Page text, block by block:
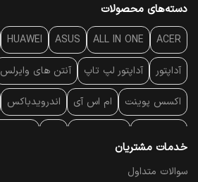
دسته‌های محصولات
ACER
ALL IN ONE
ASUS
HUAWEI
آداپتور آداپتور لپ تاپ آنتن‌ های وایرلس
اکسس پوینت ام اس آی اندرویدباکس
پایه سقفی
خدمات مشتریان
سوالات متداول